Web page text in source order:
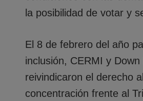
la posibilidad de votar y
El 8 de febrero del año
inclusión, CERMI y Down
reivindicaron el derecho
concentración frente al